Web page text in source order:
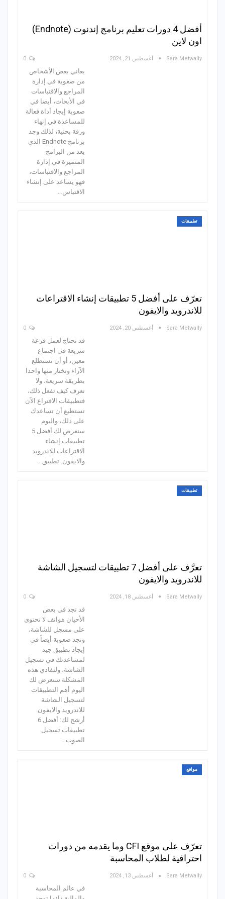
أفضل 4 دورات تعليم برنامج إندنوت (Endnote)
اون لاين
Sara Metwally أغسطس 21, 2024
يعاني بعض الأشخاص
من صعوبة في إدارة
المراجع والاقتباسات
في الأبحاث، أيضا في
صعوبة إيجاد أداة فعالة
للمساعدة في إنهاء
ورقة بحثية، لذلك وجد
برنامج Endnote الذي
يعد من البرامج
المتميزة في إدارة
المراجع والاقتباسات،
فهو يساعد على إنشاء
الاقتباس…
تطبيقات
تعرّف على أفضل 5 تطبيقات إنشاء الاقتراعات
للاندرويد والايفون
Sara Metwally أغسطس 20, 2024
قد تحتاج لعمل قرعة
سريعة في اجتماع
معين، أو أن تستطلع
الآراء وتختار منها واحدا
بطريقة سريعة، ولا
تعرف كيف تفعل ذلك،
فتطبيقات الاقتراع الآن
تستطيع أن تساعدك
على ذلك، واليوم
سنعرض لك أفضل 5
تطبيقات إنشاء
الاقتراعات للاندرويد
والايفون. تطبيق…
تطبيقات
تعرَّف على أفضل 7 تطبيقات لتسجيل الشاشة
للاندرويد والايفون
Sara Metwally أغسطس 18, 2024
قد تجد في بعض
الأحيان هواتف لا تحتوى
على مسجل للشاشة،
وتجد صعوبة أيضاً في
إيجاد تطبيق جيد
لمساعدتك في تسجيل
الشاشة، ولتفادي هذه
المشكلة سنعرض لك
اليوم أهم التطبيقات
لتسجيل الشاشة
للاندرويد والايفون.
أرشح لك: أفضل 6
تطبيقات تسجيل
الصوت…
مواقع
تعرّف على موقع CFI وما يقدمه من دورات
احترافية لطلاب المحاسبة
Sara Metwally أغسطس 13, 2024
في عالم المحاسبة